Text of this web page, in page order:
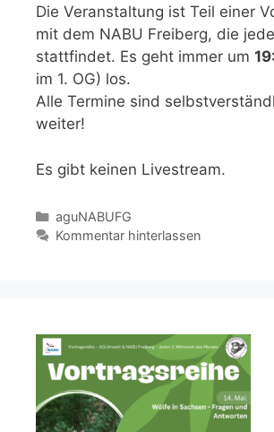
Die Veranstaltung ist Teil einer
mit dem NABU Freiberg, die
stattfindet. Es geht immer um
im 1. OG) los.
Alle Termine sind
weiter!
Es gibt keinen Livestream.
Kategorien
aguNABUFG
Kommentar hinterlassen